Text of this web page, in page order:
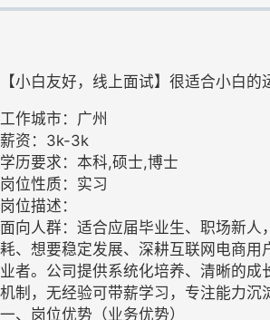
【小白友好，线上面试】很适合小白的
工作城市：广州
薪资：3k-3k
学历要求：本科,硕士,博士
岗位性质：实习
岗位描述：
面向人群：适合应届毕业生、职场新人
耗、想要稳定发展、深耕互联网电商用
业者。公司提供系统化培养、清晰的成
机制，无经验可带薪学习，专注能力沉
一、岗位优势（业务优势）